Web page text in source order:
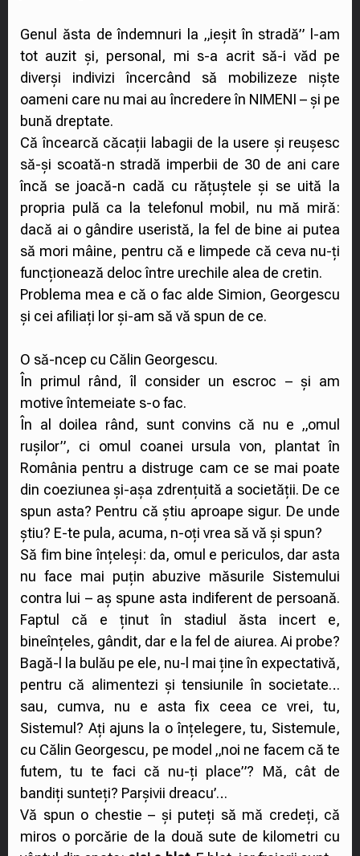
Genul ăsta de îndemnuri la „ieșit în stradă” l-am
tot auzit și, personal, mi s-a acrit să-i văd pe
diverși indivizi încercând să mobilizeze niște
oameni care nu mai au încredere în NIMENI – și pe
bună dreptate.
Că încearcă căcații labagii de la usere și reușesc
să-și scoată-n stradă imperbii de 30 de ani care
încă se joacă-n cadă cu rățuștele și se uită la
propria pulă ca la telefonul mobil, nu mă miră:
dacă ai o gândire useristă, la fel de bine ai putea
să mori mâine, pentru că e limpede că ceva nu-ți
funcționează deloc între urechile alea de cretin.
Problema mea e că o fac alde Simion, Georgescu
și cei afiliați lor și-am să vă spun de ce.
O să-ncep cu Călin Georgescu.
În primul rând, îl consider un escroc – și am
motive întemeiate s-o fac.
În al doilea rând, sunt convins că nu e „omul
rușilor”, ci omul coanei ursula von, plantat în
România pentru a distruge cam ce se mai poate
din coeziunea și-așa zdrențuită a societății. De ce
spun asta? Pentru că știu aproape sigur. De unde
știu? E-te pula, acuma, n-oți vrea să vă și spun?
Să fim bine înțeleși: da, omul e periculos, dar asta
nu face mai puțin abuzive măsurile Sistemului
contra lui – aș spune asta indiferent de persoană.
Faptul că e ținut în stadiul ăsta incert e,
bineînțeles, gândit, dar e la fel de aiurea. Ai probe?
Bagă-l la bulău pe ele, nu-l mai ține în expectativă,
pentru că alimentezi și tensiunile în societate…
sau, cumva, nu e asta fix ceea ce vrei, tu,
Sistemul? Ați ajuns la o înțelegere, tu, Sistemule,
cu Călin Georgescu, pe model „noi ne facem că te
futem, tu te faci că nu-ți place”? Mă, cât de
bandiți sunteți? Parșivii dreacu’…
Vă spun o chestie – și puteți să mă credeți, că
miros o porcărie de la două sute de kilometri cu